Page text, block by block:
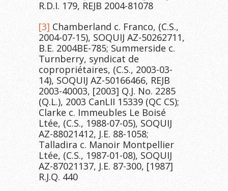
R.D.I. 179, REJB 2004-81078
[3] Chamberland c. Franco, (C.S.,
2004-07-15), SOQUIJ AZ-50262711,
B.E. 2004BE-785; Summerside c.
Turnberry, syndicat de
copropriétaires, (C.S., 2003-03-
14), SOQUIJ AZ-50166466, REJB
2003-40003, [2003] Q.J. No. 2285
(Q.L.), 2003 CanLII 15339 (QC CS);
Clarke c. Immeubles Le Boisé
Ltée, (C.S., 1988-07-05), SOQUIJ
AZ-88021412, J.E. 88-1058;
Talladira c. Manoir Montpellier
Ltée, (C.S., 1987-01-08), SOQUIJ
AZ-87021137, J.E. 87-300, [1987]
R.J.Q. 440